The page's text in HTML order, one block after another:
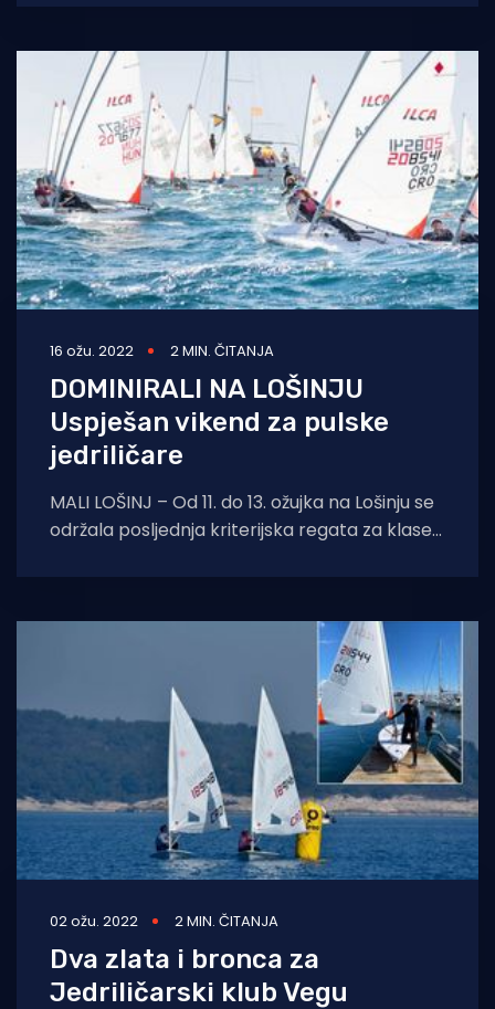
Europa Cup
16 ožu. 2022 2 MIN. ČITANJA
DOMINIRALI NA LOŠINJU
Uspješan vikend za pulske
jedriličare
MALI LOŠINJ – Od 11. do 13. ožujka na Lošinju se
održala posljednja kriterijska regata za klase
02 ožu. 2022 2 MIN. ČITANJA
Dva zlata i bronca za
Jedriličarski klub Vegu